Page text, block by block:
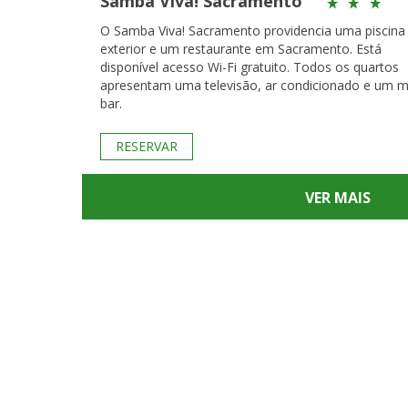
O Samba Viva! Sacramento providencia uma piscina
exterior e um restaurante em Sacramento. Está
disponível acesso Wi-Fi gratuito. Todos os quartos
apresentam uma televisão, ar condicionado e um
bar.
RESERVAR
VER MAIS